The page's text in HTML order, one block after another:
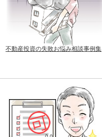
不動産投資の失敗お悩み相談事例集